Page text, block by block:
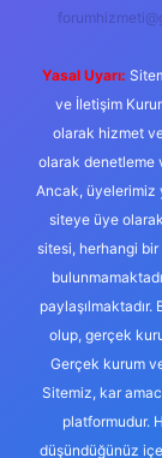
Yasal Uyarı:
ve İletişim
olarak hizmet
olarak denetleme
Ancak, üyelerimiz
siteye üye
sitesi, herhangi bir
olup, gerçek
Gerçek kurum
Sitemiz, kar
platformudur.
düşündüğünüz